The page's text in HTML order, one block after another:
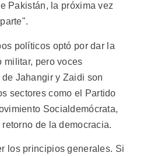
Pakistán, la próxima vez
políticos optó por dar la
militar, pero voces
Jahangir y Zaidi son
sectores como el Partido
Socialdemócrata,
de la democracia.
los principios generales. Si